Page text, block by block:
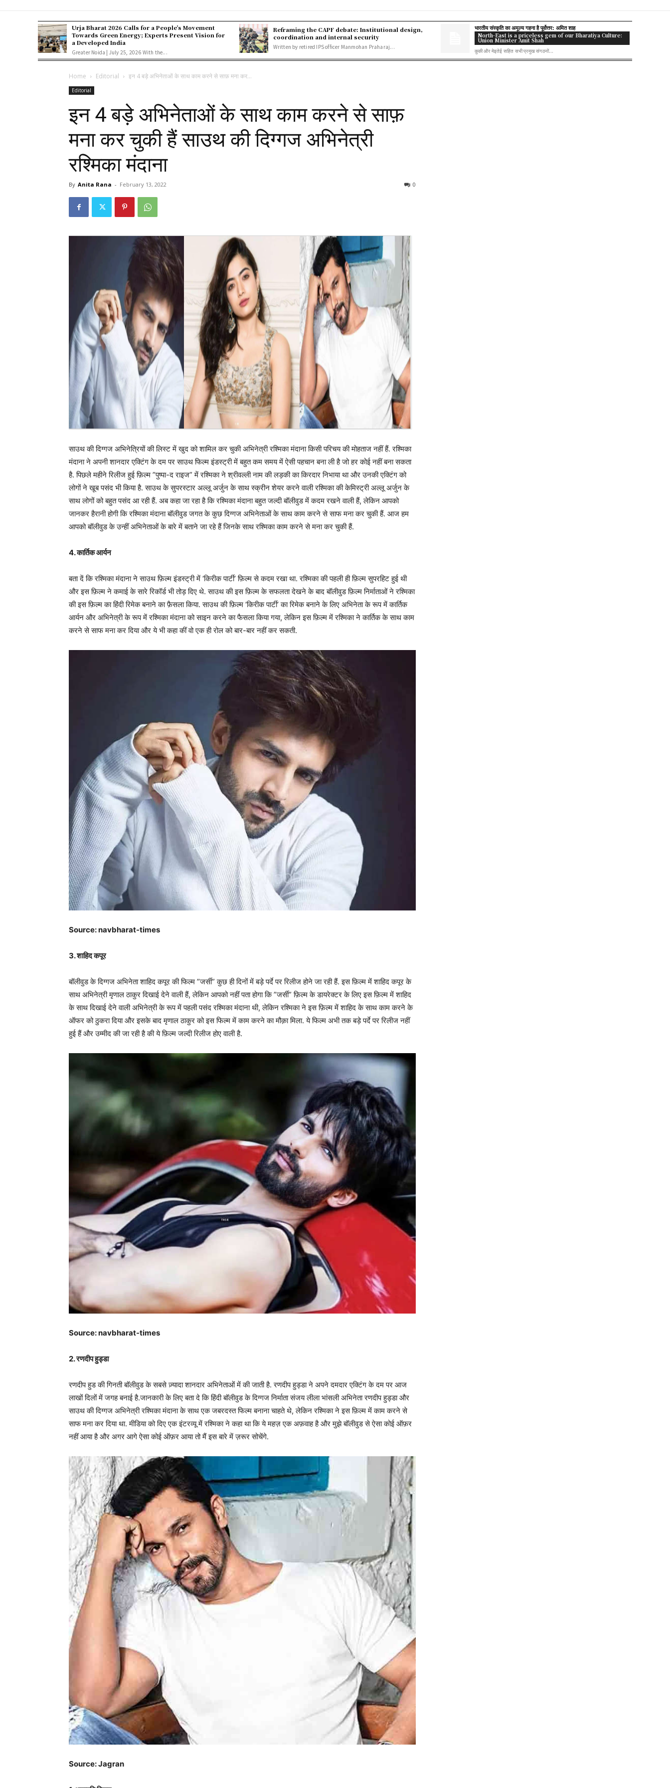
Urja Bharat 2026 Calls for a People’s Movement
Towards Green Energy; Experts Present Vision for
a Developed India
Greater Noida | July 25, 2026 With the...
Reframing the CAPF debate: Institutional design,
coordination and internal security
Written by retired IPS officer Manmohan Praharaj...
भारतीय संस्कृति का अमूल्य गहना है पूर्वोत्तर: अमित शाह
North-East is a priceless gem of our Bharatiya Culture:
Union Minister Amit Shah
कुकी और मेइतेई सहित सभी प्रमुख संगठनों...
Home Editorial इन 4 बड़े अभिनेताओं के साथ काम करने से साफ़ मना कर...
Editorial
इन 4 बड़े अभिनेताओं के साथ काम करने से साफ़
मना कर चुकी हैं साउथ की दिग्गज अभिनेत्री
रश्मिका मंदाना
By Anita Rana - February 13, 2022 0
साउथ की दिग्गज अभिनेत्रियों की लिस्ट में खुद को शामिल कर चुकी अभिनेत्री रश्मिका मंदाना किसी परिचय की मोहताज नहीं हैं. रश्मिका
मंदाना ने अपनी शानदार एक्टिंग के दम पर साउथ फिल्म इंडस्ट्री में बहुत कम समय में ऐसी पहचान बना ली है जो हर कोई नहीं बना सकता
है. पिछले महीने रिलीज हुई फ़िल्म ”पुष्पा-द राइज” में रश्मिका ने श्रीवल्ली नाम की लड़की का किरदार निभाया था और उनकी एक्टिंग को
लोगों ने खूब पसंद भी किया है. साउथ के सुपरस्टार अल्लू अर्जुन के साथ स्क्रीन शेयर करने वाली रश्मिका की केमिस्ट्री अल्लू अर्जुन के
साथ लोगों को बहुत पसंद आ रही हैं. अब कहा जा रहा है कि रश्मिका मंदाना बहुत जल्दी बॉलीवुड में कदम रखने वाली हैं, लेकिन आपको
जानकर हैरानी होगी कि रश्मिका मंदाना बॉलीवुड जगत के कुछ दिग्गज अभिनेताओं के साथ काम करने से साफ मना कर चुकी हैं. आज हम
आपको बॉलीवुड के उन्हीं अभिनेताओं के बारे में बताने जा रहे हैं जिनके साथ रश्मिका काम करने से मना कर चुकी हैं.
4. कार्तिक आर्यन
बता दें कि रश्मिका मंदाना ने साउथ फ़िल्म इंडस्ट्री में ‘किरीक पार्टी’ फ़िल्म से कदम रखा था. रश्मिका की पहली ही फ़िल्म सुपरहिट हुई थी
और इस फ़िल्म ने कमाई के सारे रिकॉर्ड भी तोड़ दिए थे. साउथ की इस फ़िल्म के सफलता देखने के बाद बॉलीवुड फ़िल्म निर्माताओं ने रश्मिका
की इस फ़िल्म का हिंदी रिमेक बनाने का फ़ैसला किया. साउथ की फ़िल्म ‘किरीक पार्टी’ का रिमेक बनाने के लिए अभिनेता के रूप में कार्तिक
आर्यन और अभिनेत्री के रूप में रश्मिका मंदाना को साइन करने का फैसला किया गया, लेकिन इस फ़िल्म में रश्मिका ने कार्तिक के साथ काम
करने से साफ मना कर दिया और ये भी कहा कीं वो एक ही रोल को बार-बार नहीं कर सकती.
Source: navbharat-times
3. शाहिद कपूर
बॉलीवुड के दिग्गज अभिनेता शाहिद कपूर की फिल्म ”जर्सी” कुछ ही दिनों में बड़े पर्दे पर रिलीज होने जा रही हैं. इस फ़िल्म में शाहिद कपूर के
साथ अभिनेत्री मृणाल ठाकुर दिखाई देने वाली हैं, लेकिन आपको नहीं पता होगा कि ”जर्सी” फ़िल्म के डायरेक्टर के लिए इस फ़िल्म में शाहिद
के साथ दिखाई देने वाली अभिनेत्री के रूप में पहली पसंद रश्मिका मंदाना थी, लेकिन रश्मिका ने इस फ़िल्म में शाहिद के साथ काम करने के
ऑफर को ठुकरा दिया और इसके बाद मृणाल ठाकुर को इस फिल्म में काम करने का मौक़ा मिला. ये फिल्म अभी तक बड़े पर्दे पर रिलीज नहीं
हुई हैं और उम्मीद की जा रही है की ये फ़िल्म जल्दी रिलीज होए वाली है.
Source: navbharat-times
2. रणदीप हुड्डा
रणदीप हुड की गिनती बॉलीवुड के सबसे ज़्यादा शानदार अभिनेताओं में की जाती है. रणदीप हुड्डा ने अपने दमदार एक्टिंग के दम पर आज
लाखों दिलों में जगह बनाई है.जानकारी के लिए बता दे कि हिंदी बॉलीवुड के दिग्गज निर्माता संजय लीला भांसली अभिनेता रणदीप हुड्डा और
साउथ की दिग्गज अभिनेत्री रश्मिका मंदाना के साथ एक जबरदस्त फिल्म बनाना चाहते थे, लेकिन रश्मिका ने इस फ़िल्म में काम करने से
साफ मना कर दिया था. मीडिया को दिए एक इंटरव्यू में रश्मिका ने कहा था कि ये महज़ एक अफ़वाह है और मुझे बॉलीवुड से ऐसा कोई ऑफ़र
नहीं आया है और अगर आगे ऐसा कोई ऑफ़र आया तो मैं इस बारे में ज़रूर सोचेंगे.
Source: Jagran